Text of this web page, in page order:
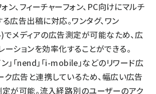
ン、フィーチャーフォン、PC向けにマルチ
広告出稿に対応。ワンタグ、ワン
メディアの広告測定が可能なため、広
ションを効率化することができる。
」「nend」「i-mobile」などのリワード広
ク広告と連携しているため、幅広い広告
定が可能。流入経路別のユーザーのアク